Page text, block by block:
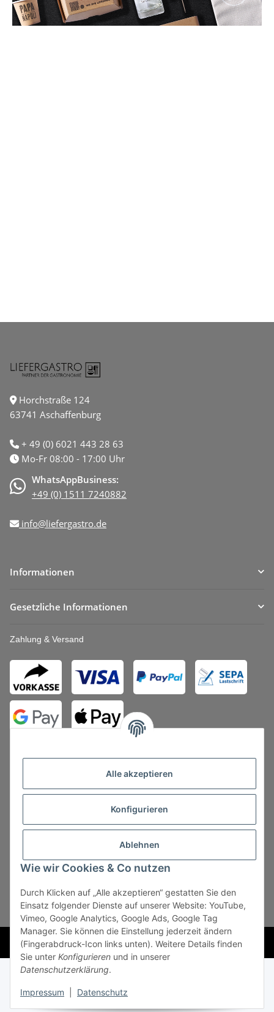
Alle akzeptieren
Konfigurieren
Ablehnen
Wie wir Cookies & Co nutzen
Durch Klicken auf „Alle akzeptieren“ gestatten Sie den
Einsatz folgender Dienste auf unserer Website: YouTube,
Vimeo, Google Analytics, Google Ads, Google Tag
Manager. Sie können die Einstellung jederzeit ändern
(Fingerabdruck-Icon links unten). Weitere Details finden
Sie unter Konfigurieren und in unserer
Datenschutzerklärung.
Impressum Datenschutz
Horchstraße 124
63741 Aschaffenburg
+ 49 (0) 6021 443 28 63
Mo-Fr 08:00 - 17:00 Uhr
WhatsAppBusiness:
+49 (0) 1511 7240882
info@liefergastro.de
Informationen
Gesetzliche Informationen
Zahlung & Versand
Vertrag widerrufen
* Alle Preise zzgl. gesetzlicher USt., zzgl.Versand, zzgl.
Mindermengenzuschlag
Powered byJTL-Shop